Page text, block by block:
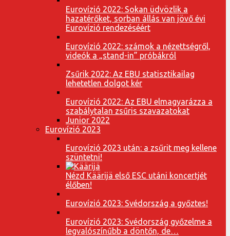
Eurovízió 2022: Sokan üdvözlik a
hazatérőket, sorban állás van jövő évi
Eurovízió rendezéséért
Eurovízió 2022: számok a nézettségről,
videók a „stand-in” próbákról
Zsűrik 2022: Az EBU statisztikailag
lehetetlen dolgot kér
Eurovízió 2022: Az EBU elmagyarázza a
szabálytalan zsűris szavazatokat
Junior 2022
Eurovízió 2023
Eurovízió 2023 után: a zsűrit meg kellene
szüntetni!
Nézd Käärijä első ESC utáni koncertjét
élőben!
Eurovízió 2023: Svédország a győztes!
Eurovízió 2023: Svédország győzelme a
legvalószínűbb a döntőn, de…